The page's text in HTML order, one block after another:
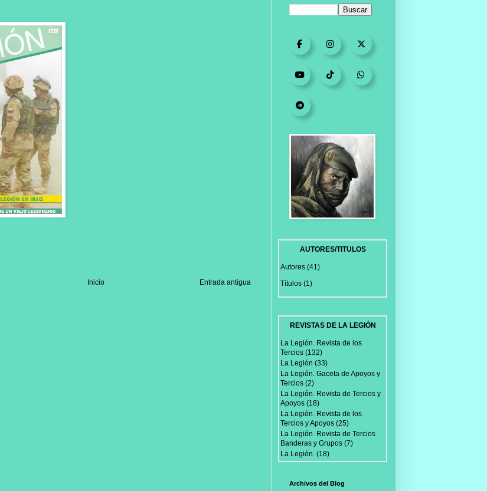
Entrada antigua
Inicio
AUTORES/TITULOS
Autores(41)
Títulos(1)
REVISTAS DE LA LEGIÓN
La Legión. Revista de los
Tercios(132)
La Legión (33)
La Legión. Gaceta de Apoyos y
Tercios(2)
La Legión. Revista de Tercios y
Apoyos(18)
La Legión. Revista de los
Tercios y Apoyos(25)
La Legión. Revista de Tercios
Banderas y Grupos(7)
La Legión.(18)
Archivos del Blog